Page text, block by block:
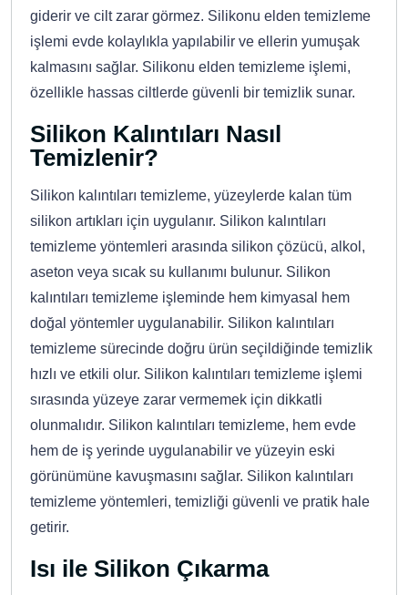
giderir ve cilt zarar görmez. Silikonu elden temizleme
işlemi evde kolaylıkla yapılabilir ve ellerin yumuşak
kalmasını sağlar. Silikonu elden temizleme işlemi,
özellikle hassas ciltlerde güvenli bir temizlik sunar.
Silikon Kalıntıları Nasıl
Temizlenir?
Silikon kalıntıları temizleme, yüzeylerde kalan tüm
silikon artıkları için uygulanır. Silikon kalıntıları
temizleme yöntemleri arasında silikon çözücü, alkol,
aseton veya sıcak su kullanımı bulunur. Silikon
kalıntıları temizleme işleminde hem kimyasal hem
doğal yöntemler uygulanabilir. Silikon kalıntıları
temizleme sürecinde doğru ürün seçildiğinde temizlik
hızlı ve etkili olur. Silikon kalıntıları temizleme işlemi
sırasında yüzeye zarar vermemek için dikkatli
olunmalıdır. Silikon kalıntıları temizleme, hem evde
hem de iş yerinde uygulanabilir ve yüzeyin eski
görünümüne kavuşmasını sağlar. Silikon kalıntıları
temizleme yöntemleri, temizliği güvenli ve pratik hale
getirir.
Isı ile Silikon Çıkarma